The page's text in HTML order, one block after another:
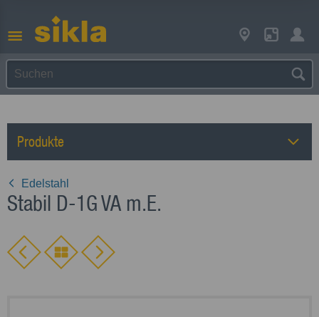
Produkte
Edelstahl
Stabil D-1G VA m.E.